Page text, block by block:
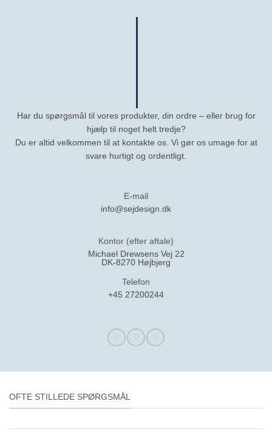
Har du spørgsmål til vores produkter, din ordre – eller brug for
hjælp til noget helt tredje?
Du er altid velkommen til at kontakte os. Vi gør os umage for at
svare hurtigt og ordentligt.
E-mail
info@sejdesign.dk
Kontor (efter aftale)
Michael Drewsens Vej 22
DK-8270 Højbjerg
Telefon
+45 27200244
OFTE STILLEDE SPØRGSMÅL